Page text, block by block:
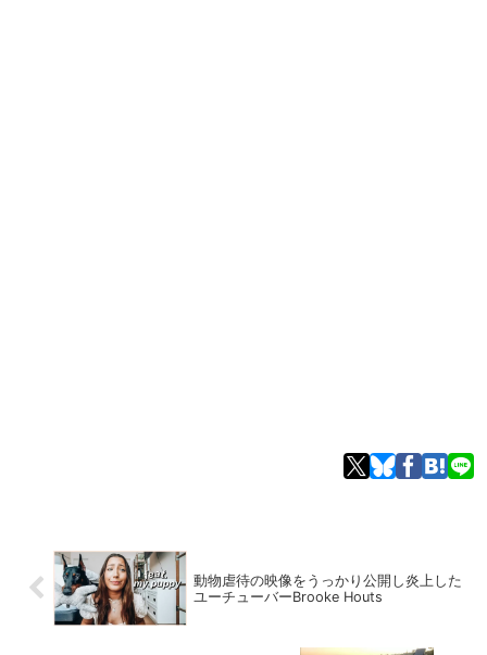
動物虐待の映像をうっかり公開し炎上した
ユーチューバーBrooke Houts